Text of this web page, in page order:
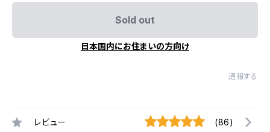
Sold out
日本国内にお住まいの方向け
通報する
レビュー (86)